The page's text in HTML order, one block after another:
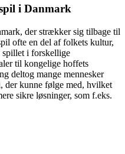
i Danmark
der strækker sig tilbage til
ofte en del af folkets kultur,
spillet i forskellige
til kongelige hoffets
deltog mange mennesker
der kunne følge med, hvilket
sikre løsninger, som f.eks.